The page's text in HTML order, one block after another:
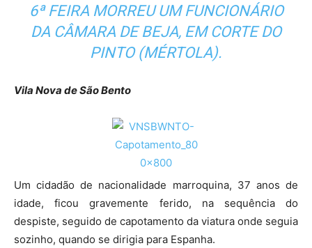
6ª FEIRA MORREU UM FUNCIONÁRIO
DA CÂMARA DE BEJA, EM CORTE DO
PINTO (MÉRTOLA).
Vila Nova de São Bento
Um cidadão de nacionalidade marroquina, 37 anos de
idade, ficou gravemente ferido, na sequência do
despiste, seguido de capotamento da viatura onde seguia
sozinho, quando se dirigia para Espanha.